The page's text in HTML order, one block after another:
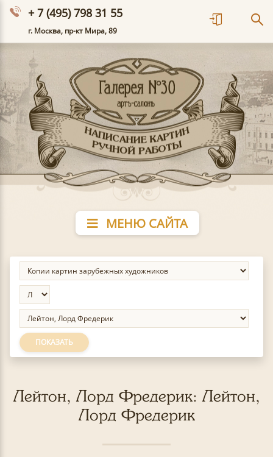
+ 7 (495) 798 31 55
г. Москва, пр-кт Мира, 89
МЕНЮ САЙТА
ПОКАЗАТЬ
Лейтон, Лорд Фредерик: Лейтон,
Лорд Фредерик